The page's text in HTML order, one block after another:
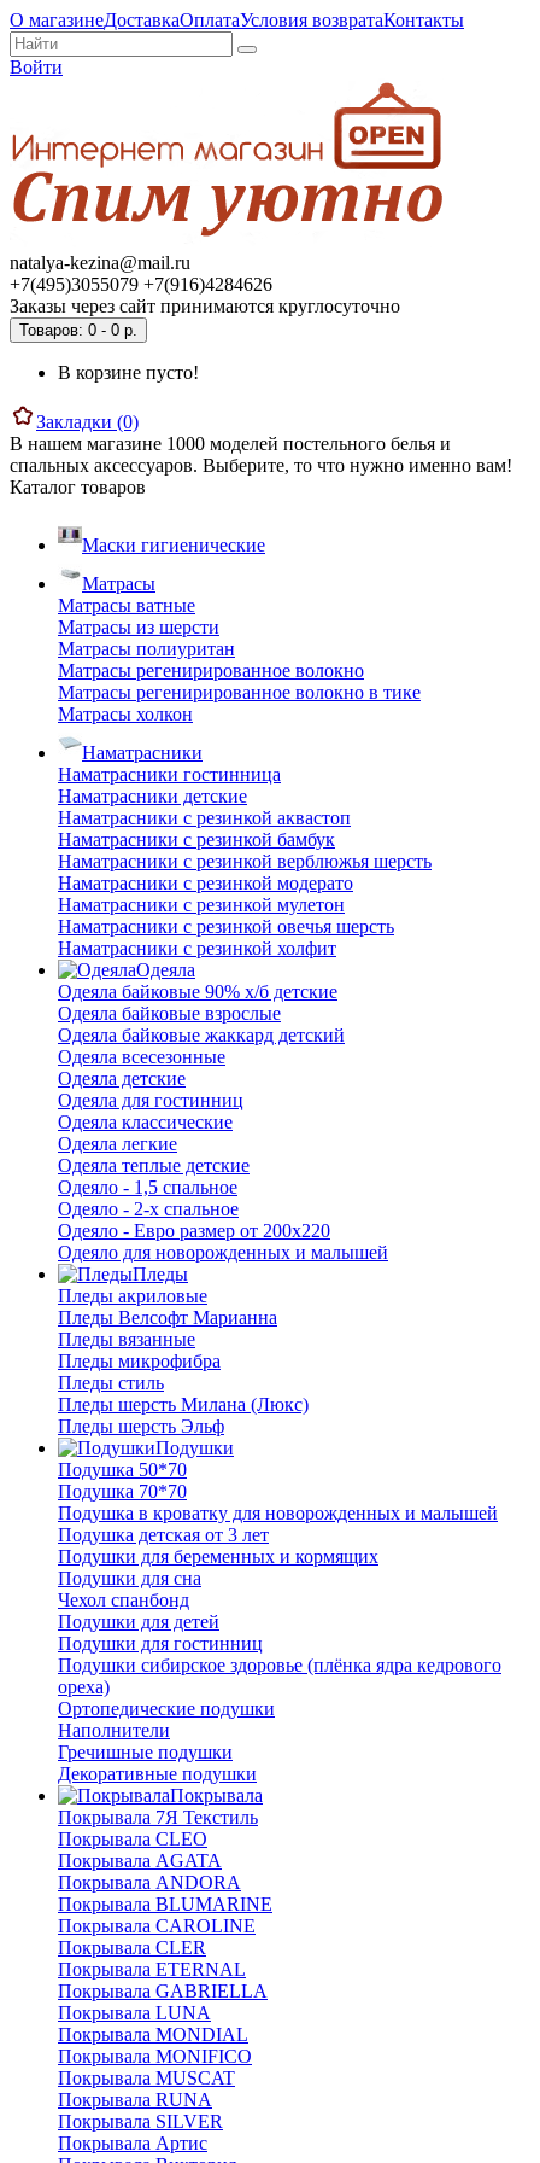
О магазинеДоставкаОплатаУсловия возвратаКонтакты
Войти
natalya-kezina@mail.ru
+7(495)3055079 +7(916)4284626
Заказы через сайт принимаются круглосуточно
Товаров: 0 - 0 р.
В корзине пусто!
Закладки (0)
В нашем магазине 1000 моделей постельного белья и
спальных аксессуаров. Выберите, то что нужно именно вам!
Каталог товаров
Маски гигиенические
Матрасы
Матрасы ватные
Матрасы из шерсти
Матрасы полиуритан
Матрасы регенирированное волокно
Матрасы регенирированное волокно в тике
Матрасы холкон
Наматрасники
Наматрасники гостинница
Наматрасники детские
Наматрасники с резинкой аквастоп
Наматрасники с резинкой бамбук
Наматрасники с резинкой верблюжья шерсть
Наматрасники с резинкой модерато
Наматрасники с резинкой мулетон
Наматрасники с резинкой овечья шерсть
Наматрасники с резинкой холфит
Одеяла
Одеяла байковые 90% х/б детские
Одеяла байковые взрослые
Одеяла байковые жаккард детский
Одеяла всесезонные
Одеяла детские
Одеяла для гостинниц
Одеяла классические
Одеяла легкие
Одеяла теплые детские
Одеяло - 1,5 спальное
Одеяло - 2-х спальное
Одеяло - Евро размер от 200х220
Одеяло для новорожденных и малышей
Пледы
Пледы акриловые
Пледы Велсофт Марианна
Пледы вязанные
Пледы микрофибра
Пледы стиль
Пледы шерсть Милана (Люкс)
Пледы шерсть Эльф
Подушки
Подушка 50*70
Подушка 70*70
Подушка в кроватку для новорожденных и малышей
Подушка детская от 3 лет
Подушки для беременных и кормящих
Подушки для сна
Чехол спанбонд
Подушки для детей
Подушки для гостинниц
Подушки сибирское здоровье (плёнка ядра кедрового
ореха)
Ортопедические подушки
Наполнители
Гречишные подушки
Декоративные подушки
Покрывала
Покрывала 7Я Текстиль
Покрывала CLEO
Покрывала AGATA
Покрывала ANDORA
Покрывала BLUMARINE
Покрывала CAROLINE
Покрывала CLER
Покрывала ETERNAL
Покрывала GABRIELLA
Покрывала LUNA
Покрывала MONDIAL
Покрывала MONIFICO
Покрывала MUSCAT
Покрывала RUNA
Покрывала SILVER
Покрывала Артис